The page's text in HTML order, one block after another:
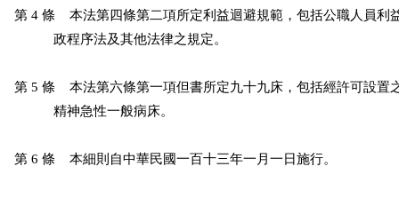
第 4 條    本法第四條第二項所定利益迴避規範，包括公職人員利
           政程序法及其他法律之規定。
第 5 條    本法第六條第一項但書所定九十九床，包括經許可設置
           精神急性一般病床。
第 6 條    本細則自中華民國一百十三年一月一日施行。